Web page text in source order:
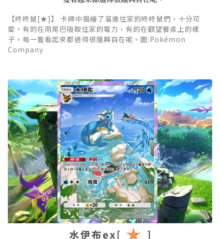
【咚咚鼠[★]】 卡牌中描繪了溜進住家的咚咚鼠們，十分可
愛。有的在用尾巴吸取住家的電力，有的在觀望餐桌上的樣
子，每一隻看起來都過得很隨興自在呢。圖:Pokémon
Company